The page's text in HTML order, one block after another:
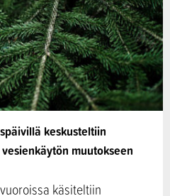
keskusteltiin
muutokseen
käsiteltiin